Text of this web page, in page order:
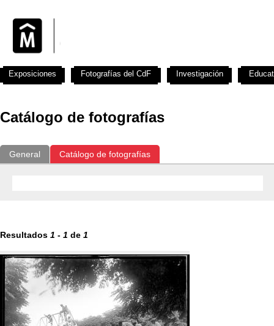
Catálogo de fotografías
General Catálogo de fotografías
Resultados 1 - 1 de 1
Exposiciones Fotografías del CdF Investigación